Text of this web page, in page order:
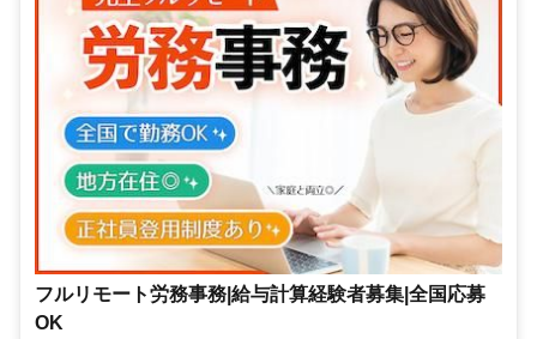
フルリモート労務事務|給与計算経験者募集|全国応募
OK